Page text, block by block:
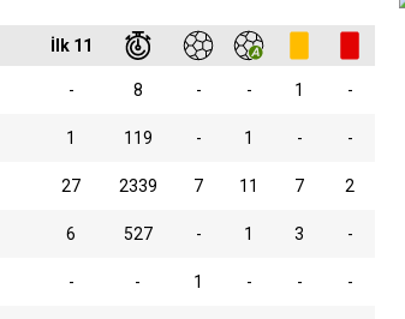
İlk 11
- 8 - - 1 -
1 119 - 1 - -
27 2339 7 11 7 2
6 527 - 1 3 -
- - 1 - - -